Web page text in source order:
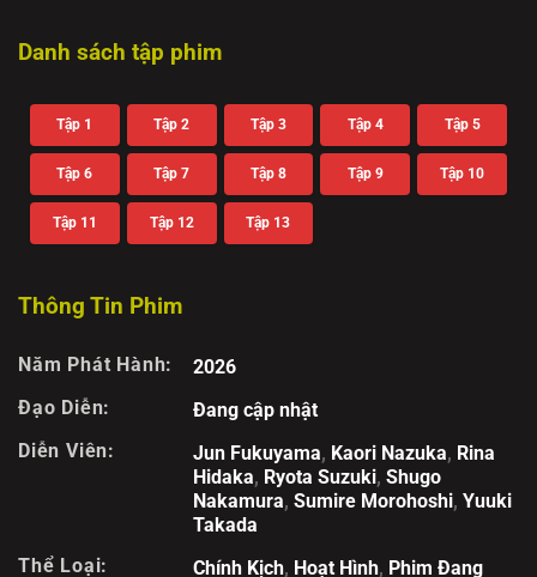
Danh sách tập phim
Tập 1 Tập 2 Tập 3 Tập 4 Tập 5
Tập 6 Tập 7 Tập 8 Tập 9 Tập 10
Tập 11 Tập 12 Tập 13
Thông Tin Phim
Năm Phát Hành:
2026
Đạo Diễn:
Đang cập nhật
Diễn Viên:
Jun Fukuyama, Kaori Nazuka, Rina
Hidaka, Ryota Suzuki, Shugo
Nakamura, Sumire Morohoshi, Yuuki
Takada
Thể Loại:
Chính Kịch, Hoạt Hình, Phim Đang